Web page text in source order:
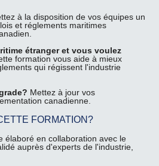
à la disposition de vos équipes un
et réglements maritimes
étranger et vous voulez
formation vous aide à mieux
qui régissent l'industrie
Mettez à jour vos
canadienne.
FORMATION?
élaboré en collaboration avec le
auprès d'experts de l'industrie,